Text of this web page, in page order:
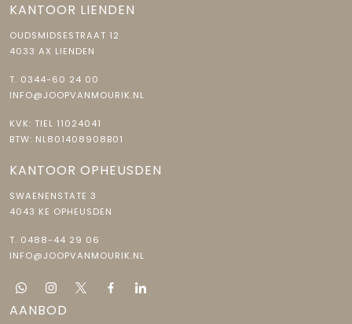
KANTOOR LIENDEN
OUDSMIDSESTRAAT 12
4033 AX LIENDEN
T. 0344-60 24 00
INFO@JOOPVANMOURIK.NL
KVK: TIEL 11024041
BTW: NL801408908B01
KANTOOR OPHEUSDEN
SWAENENSTATE 3
4043 KE OPHEUSDEN
T. 0488-44 29 06
INFO@JOOPVANMOURIK.NL
AANBOD